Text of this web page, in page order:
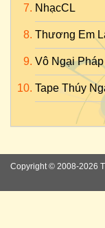
NhạcCL
Thương Em
Vô Ngại Pháp
Tape Thúy
Copyright © 2008-2026